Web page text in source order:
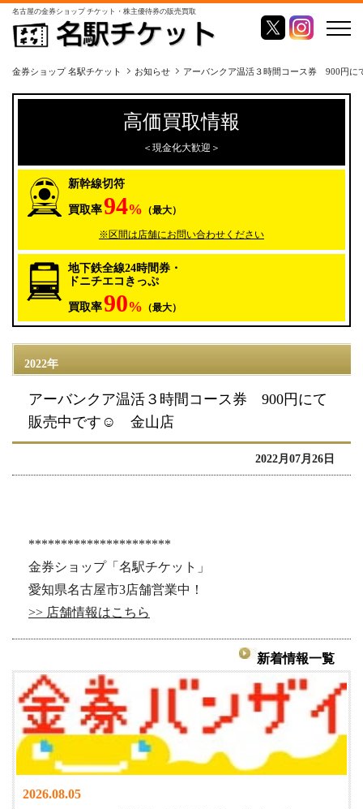
名古屋の金券ショップ チケット・株主優待券の販売買取
金券ショップ 名駅チケット お知らせ アーバンクア温活３時間コース券 900円
2022年
アーバンクア温活３時間コース券 900円にて
販売中です☺ 金山店
2022月07月26日
**********************
金券ショップ「名駅チケット」
愛知県名古屋市3店舗営業中！
>> 店舗情報はこちら
新着情報一覧
高価買取情報
＜現金化大歓迎＞
新幹線切符
買取率94% （最大）
※区間は店舗にお問い合わせください
地下鉄全線24時間券・
ドニチエコきっぷ
買取率90% （最大）
2026.08.05